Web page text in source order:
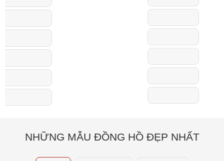
NHỮNG MẪU ĐỒNG HỒ ĐẸP NHẤT